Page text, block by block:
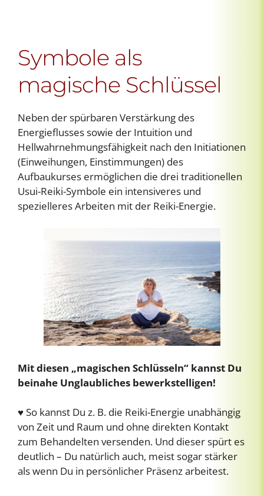
Symbole als
magische Schlüssel
Neben der spürbaren Verstärkung des
Energieflusses sowie der Intuition und
Hellwahrnehmungsfähigkeit nach den Initiationen
(Einweihungen, Einstimmungen) des
Aufbaukurses ermöglichen die drei traditionellen
Usui-Reiki-Symbole ein intensiveres und
spezielleres Arbeiten mit der Reiki-Energie.
Mit diesen „magischen Schlüsseln“ kannst Du
beinahe Unglaubliches bewerkstelligen!
♥ So kannst Du z. B. die Reiki-Energie unabhängig
von Zeit und Raum und ohne direkten Kontakt
zum Behandelten versenden. Und dieser spürt es
deutlich – Du natürlich auch, meist sogar stärker
als wenn Du in persönlicher Präsenz arbeitest.